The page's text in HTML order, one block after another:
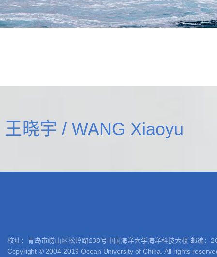
王晓宇 / WANG Xiaoyu
校址：青岛市崂山区松岭路238号中国海洋大学海洋科技大楼 邮编
Copyright © 2004-2019 Ocean University of China. All rights